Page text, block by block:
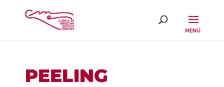
PEELING